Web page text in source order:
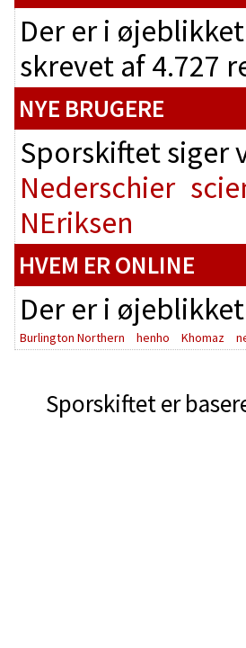
Der er i
skrevet af 4.727
NYE BRUGERE
Sporskiftet
Nederschier
NEriksen
HVEM ER ONLINE
Der er i
Burlington Northern henho Khomaz
Sporskiftet er